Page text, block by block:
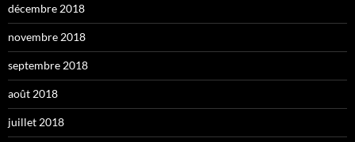
décembre 2018
novembre 2018
septembre 2018
août 2018
juillet 2018